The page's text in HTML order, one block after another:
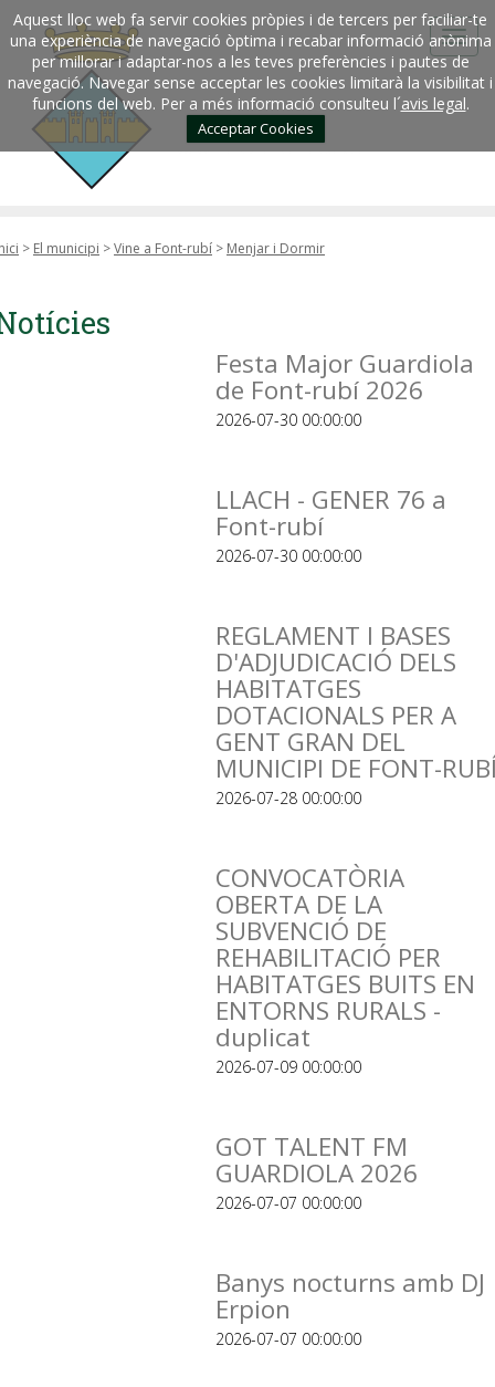
Aquest lloc web fa servir cookies pròpies i de tercers per faciliar-te
una experiència de navegació òptima i recabar informació anònima
per millorar i adaptar-nos a les teves preferències i pautes de
navegació. Navegar sense acceptar les cookies limitarà la visibilitat i
funcions del web. Per a més informació consulteu l´avis legal.
Acceptar Cookies
> El municipi >Vine a Font-rubí > Menjar i Dormir
Festa Major Guardiola
de Font-rubí 2026
2026-07-30 00:00:00
LLACH - GENER 76 a
Font-rubí
2026-07-30 00:00:00
REGLAMENT I BASES
D'ADJUDICACIÓ DELS
HABITATGES
DOTACIONALS PER A
GENT GRAN DEL
MUNICIPI DE FONT-
2026-07-28 00:00:00
CONVOCATÒRIA
OBERTA DE LA
SUBVENCIÓ DE
REHABILITACIÓ PER
HABITATGES BUITS EN
ENTORNS RURALS -
duplicat
2026-07-09 00:00:00
GOT TALENT FM
GUARDIOLA 2026
2026-07-07 00:00:00
Banys nocturns amb DJ
Erpion
2026-07-07 00:00:00